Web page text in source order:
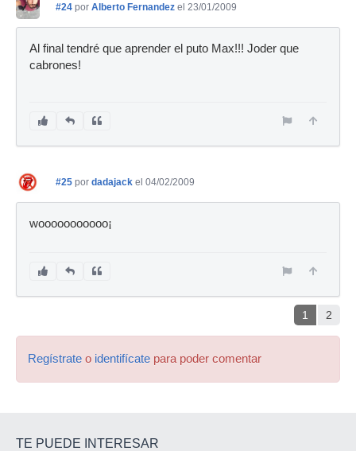
#24 por Alberto Fernandez el 23/01/2009
Al final tendré que aprender el puto Max!!! Joder que
cabrones!
#25 por dadajack el 04/02/2009
wooooooooooo¡
1 2
Regístrate o identifícate para poder comentar
TE PUEDE INTERESAR